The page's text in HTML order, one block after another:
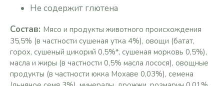
Не содержит глютена
Состав: Мясо и продукты животного происхождения
35,5% (в частности сушеная утка 4%), овощи (батат,
горох, сушеный цикорий 0,5%*, сушеная морковь 0,5%),
масла и жиры (в частности 0,5% масла лосося), овощные
продукты (в частности юкка Мохаве 0,03%), семена